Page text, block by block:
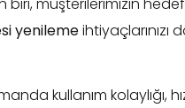
yenilemeihtiyaçlarınızı
kullanım kolaylığı,